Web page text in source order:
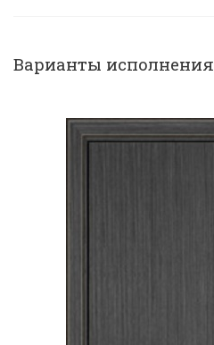
Варианты исполнения